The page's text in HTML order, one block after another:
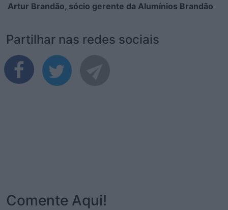
Artur Brandão, sócio gerente da Alumínios Brandão
Partilhar nas redes sociais
Comente Aqui!